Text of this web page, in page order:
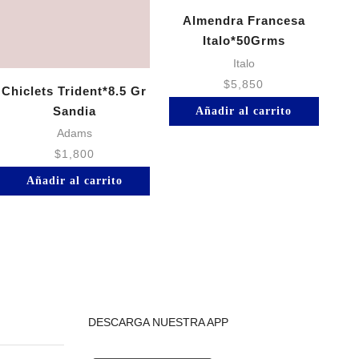
Chiclets Trident*8.5 Gr
Sandia
Adams
$1,800
Añadir al carrito
Almendra Francesa
Italo*50Grms
Italo
$5,850
Añadir al carrito
DESCARGA NUESTRA APP